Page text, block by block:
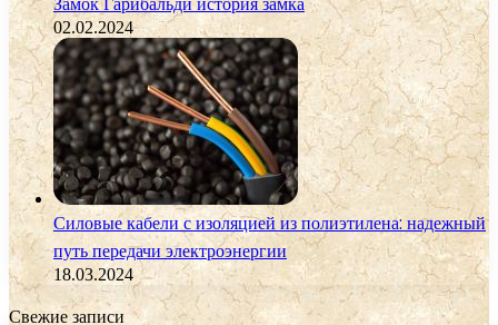
02.02.2024
Силовые кабели с изоляцией из полиэтилена: надежный
путь передачи электроэнергии
18.03.2024
Свежие записи